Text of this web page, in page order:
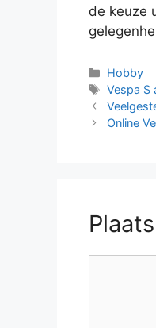
de keuze
Hobby
Tags
Vespa S
Online